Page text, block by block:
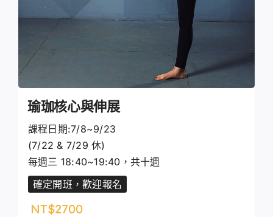
瑜珈核心與伸展
課程日期:7/8~9/23
(7/22 & 7/29 休)
每週三 18:40~19:40，共十週
確定開班，歡迎報名
NT$2700